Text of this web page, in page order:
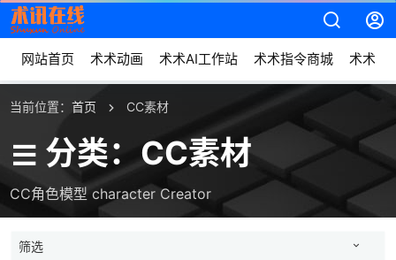
网站首页 术术动画 术术AI工作站 术术指令商城 术术动
当前位置： 首页 CC素材
分类：CC素材
CC角色模型 character Creator
筛选